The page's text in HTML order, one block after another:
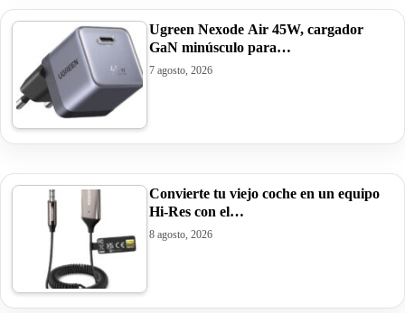
Ugreen Nexode Air 45W, cargador
GaN minúsculo para…
7 agosto, 2026
Convierte tu viejo coche en un equipo
Hi-Res con el…
8 agosto, 2026